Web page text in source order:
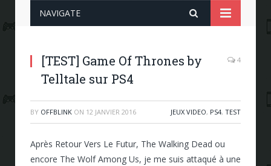
NAVIGATE
[TEST] Game Of Thrones by
Telltale sur PS4
4
BY OFFBLINK ON 12 JANVIER 2016 JEUX VIDEO, PS4, TEST
Après Retour Vers Le Futur, The Walking Dead ou
encore The Wolf Among Us, je me suis attaqué à une